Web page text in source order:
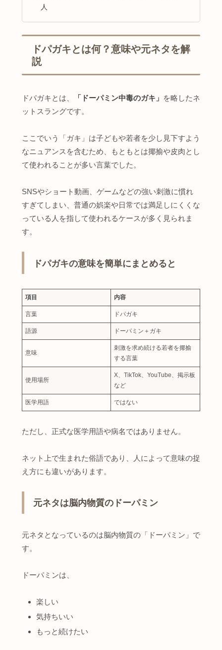
人
ドパガキとは何？意味や元ネタを解
説
ドパガキとは、 「ドーパミン中毒のガキ」 を略したネ
ットスラングです。
ここでいう「ガキ」は子どもや若者を少し見下すよう
なニュアンスを含むため、もともとは揶揄や皮肉とし
て使われることが多い言葉でした。
SNSやショート動画、ゲームなどの強い刺激に慣れ
すぎてしまい、普通の娯楽や日常では満足しにくくな
っている人を指して使われるケースが多く見られま
す。
ドパガキの意味を簡単にまとめると
項目 内容
言葉 ドパガキ
語源 ドーパミン＋ガキ
意味
刺激を求め続ける若者を揶揄
する言葉
使用場所
X、TikTok、YouTube、掲示板
など
医学用語 ではない
ただし、正式な医学用語や病名ではありません。
ネット上で生まれた俗語であり、人によって意味の捉
え方にも違いがあります。
元ネタは脳内物質のドーパミン
元ネタとなっているのは脳内物質の「ドーパミン」で
す。
ドーパミンは、
楽しい
気持ちいい
もっと続けたい